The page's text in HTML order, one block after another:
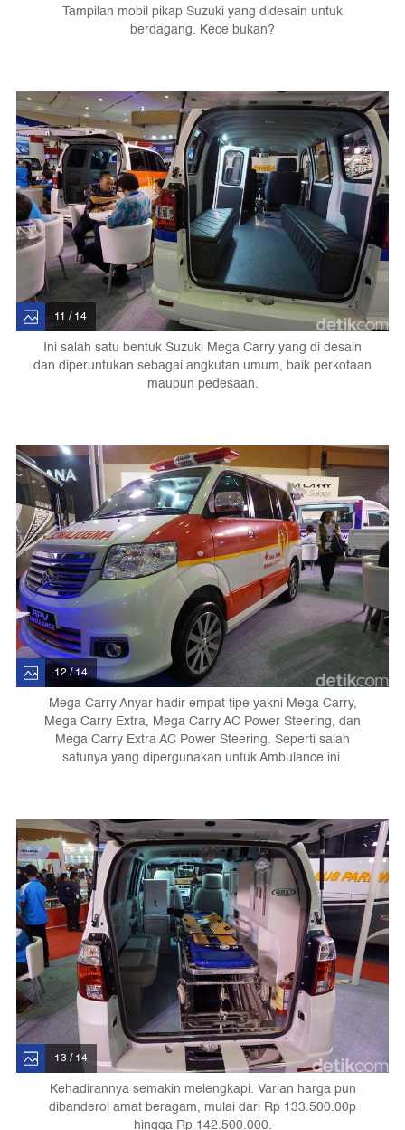
Tampilan mobil pikap Suzuki yang didesain untuk
berdagang. Kece bukan?
11 / 14
Ini salah satu bentuk Suzuki Mega Carry yang di desain
dan diperuntukan sebagai angkutan umum, baik perkotaan
maupun pedesaan.
12 / 14
Mega Carry Anyar hadir empat tipe yakni Mega Carry,
Mega Carry Extra, Mega Carry AC Power Steering, dan
Mega Carry Extra AC Power Steering. Seperti salah
satunya yang dipergunakan untuk Ambulance ini.
13 / 14
Kehadirannya semakin melengkapi. Varian harga pun
dibanderol amat beragam, mulai dari Rp 133.500.00p
hingga Rp 142.500.000.